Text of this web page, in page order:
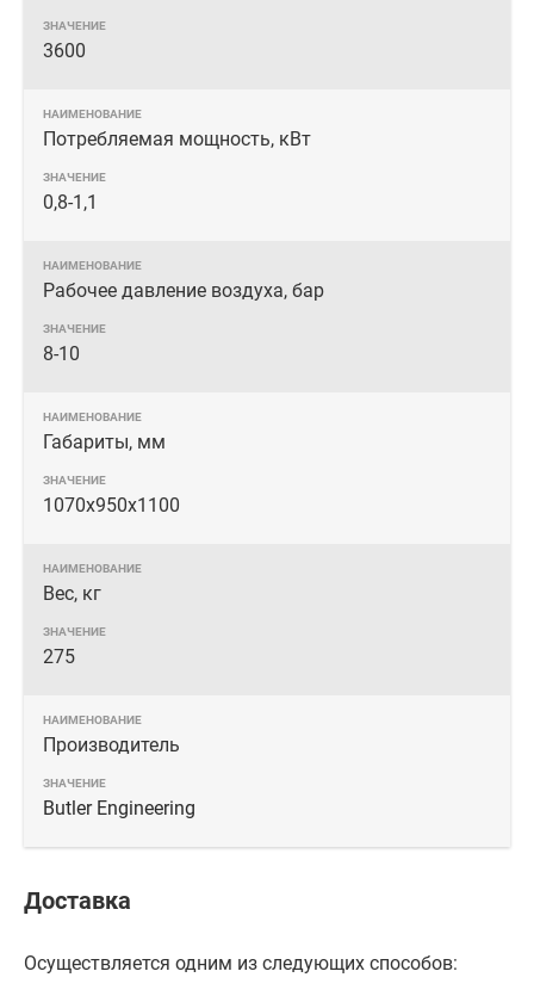
3600
Потребляемая мощность, кВт
0,8-1,1
Рабочее давление воздуха, бар
8-10
Габариты, мм
1070х950х1100
Вес, кг
275
Производитель
Butler Engineering
Доставка
Осуществляется одним из следующих способов: